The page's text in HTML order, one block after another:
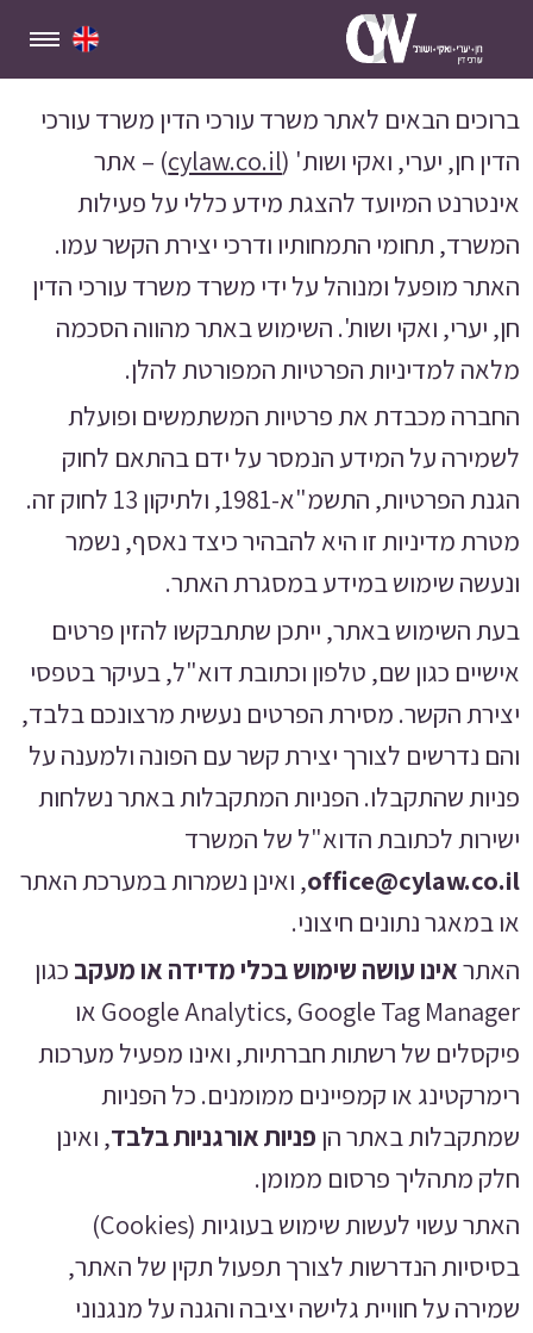
ברוכים הבאים לאתר משרד עורכי הדין משרד עורכי
הדין חן, יערי, ואקי ושות' (
cylaw.co.il) – אתר
אינטרנט המיועד להצגת מידע כללי על פעילות
המשרד, תחומי התמחותיו ודרכי יצירת הקשר עמו.
האתר מופעל ומנוהל על ידי משרד משרד עורכי הדין
חן, יערי, ואקי ושות'. השימוש באתר מהווה הסכמה
מלאה למדיניות הפרטיות המפורטת להלן.
החברה מכבדת את פרטיות המשתמשים ופועלת
לשמירה על המידע הנמסר על ידם בהתאם לחוק
הגנת הפרטיות, התשמ"א-1981, ולתיקון 13 לחוק זה.
מטרת מדיניות זו היא להבהיר כיצד נאסף, נשמר
ונעשה שימוש במידע במסגרת האתר.
בעת השימוש באתר, ייתכן שתתבקשו להזין פרטים
אישיים כגון שם, טלפון וכתובת דוא"ל, בעיקר בטפסי
יצירת הקשר. מסירת הפרטים נעשית מרצונכם בלבד,
והם נדרשים לצורך יצירת קשר עם הפונה ולמענה על
פניות שהתקבלו. הפניות המתקבלות באתר נשלחות
ישירות לכתובת הדוא"ל של המשרד
office@cylaw.co.il, ואינן נשמרות במערכת האתר
או במאגר נתונים חיצוני.
האתראינו עושה שימוש בכלי מדידה או מעקב כגון
Google Analytics, Google Tag Manager או
פיקסלים של רשתות חברתיות, ואינו מפעיל מערכות
רימרקטינג או קמפיינים ממומנים. כל הפניות
שמתקבלות באתר הן פניות אורגניות בלבד, ואינן
חלק מתהליך פרסום ממומן.
האתר עשוי לעשות שימוש בעוגיות (Cookies)
בסיסיות הנדרשות לצורך תפעול תקין של האתר,
שמירה על חוויית גלישה יציבה והגנה על מנגנוני